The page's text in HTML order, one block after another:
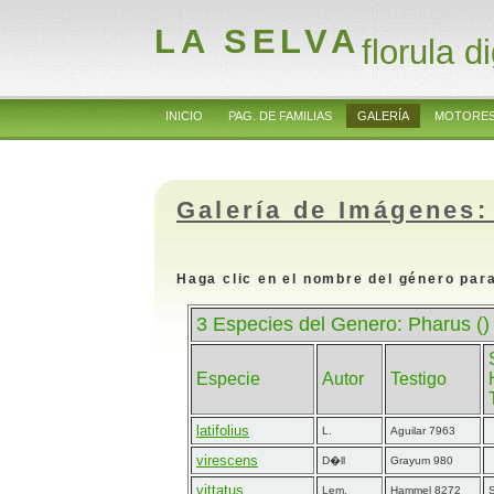
LA SELVAflorula
INICIO PAG. DE FAMILIAS GALERÍA
Galería de
Haga clic en el nombre del género
3 Especies del Genero: Pharus ()
Especie Autor Testigo
latifolius L. Aguilar 7963
virescens D�ll Grayum 980
vittatus Lem. Hammel 8272